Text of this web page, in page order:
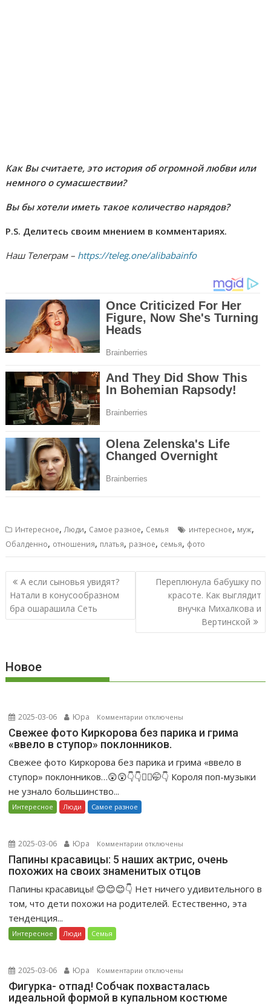
Как Вы считаете, это история об огромной любви или
немного о сумасшествии?
Вы бы хотели иметь такое количество нарядов?
P.S. Делитесь своим мнением в комментариях.
Наш Телеграм – https://teleg.one/alibabainfo
Интересное,Люди, Самое разное, Семья интересное, муж,
Обалденно, отношения, платья, разное, семья, фото
Навигация
по
записям
А если сыновья увидят?
Натали в конусообразном
бра ошарашила Сеть
Переплюнула бабушку по
красоте. Как выглядит
внучка Михалкова и
Вертинской
Новое
2025-03-06 Юра Комментарии к
записи
Свежее
Киркорова
без
ступор»
поклонников.
отключены
Свежее фото Киркорова без парика и грима
«ввело в ступор» поклонников.
Свежее фото Киркорова без парика и грима «ввело в
ступор» поклонников…😲😲👇👇🤦‍♀️🤭👇 Короля поп-музыки
не узнало большинство...
Интересное Люди Самое разное
2025-03-06 Юра Комментарии к
записи
Папины
наших
знаменитых
отцов
отключены
Папины красавицы: 5 наших актрис, очень
похожих на своих знаменитых отцов
Папины красавицы! 😊😊😊👇 Нет ничего удивительного в
том, что дети похожи на родителей. Естественно, эта
тенденция...
Интересное Люди Семья
2025-03-06 Юра Комментарии к
записи
Фигурка-
отключены
Фигурка- отпад! Собчак похвасталась
идеальной формой в купальном костюме